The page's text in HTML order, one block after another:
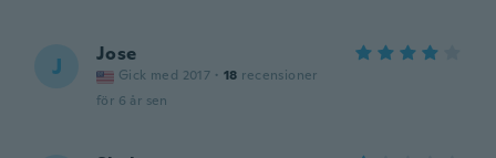
J Jose
Gick med 2017 · 18 recensioner
för 6 år sen